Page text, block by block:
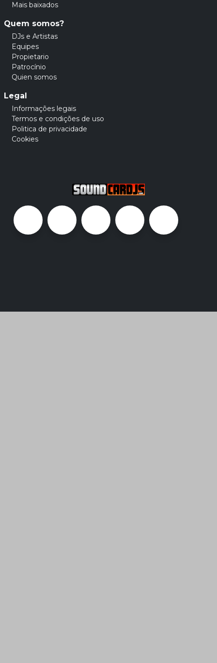
Mais baixados
Quem somos?
DJs e Artistas
Equipes
Propietario
Patrocínio
Quien somos
Legal
Informações legais
Termos e condições de uso
Politica de privacidade
Cookies